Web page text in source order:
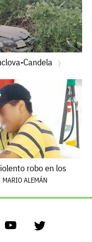
Candela
robo en los
MARIO ALEMÁN